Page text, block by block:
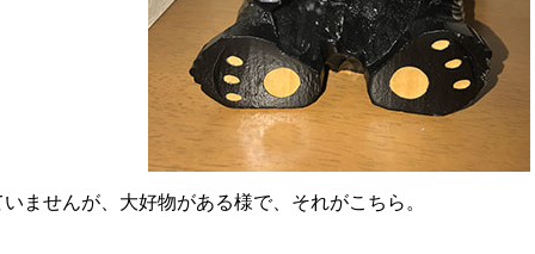
ませんが、大好物がある様で、それがこちら。